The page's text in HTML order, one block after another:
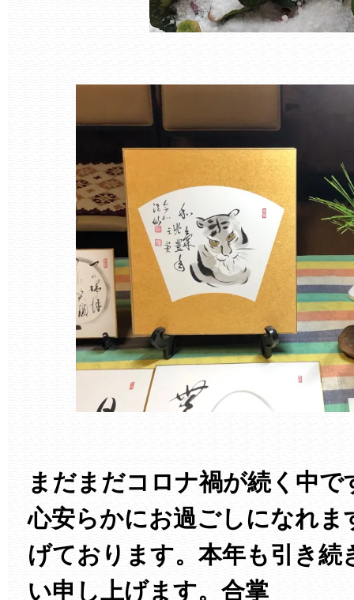
まだまだコロナ禍が続く中で
心安らかにお過ごしになれま
げております。本年も引き続
い申し上げます。合掌